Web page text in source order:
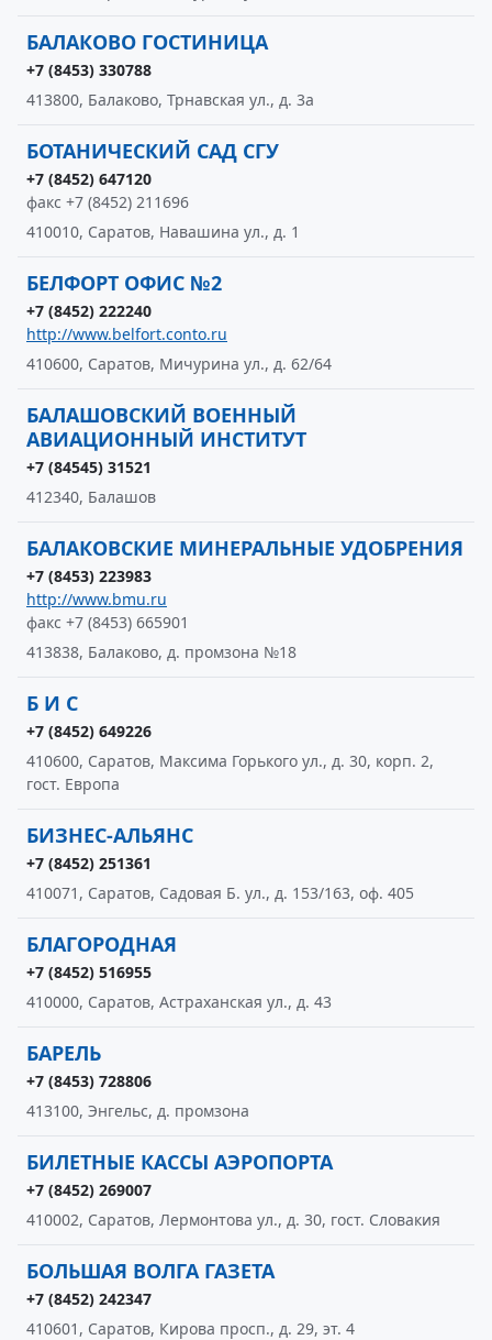
БАЛАКОВО ГОСТИНИЦА
+7 (8453) 330788
413800, Балаково, Трнавская ул., д. 3а
БОТАНИЧЕСКИЙ САД СГУ
+7 (8452) 647120
факс +7 (8452) 211696
410010, Саратов, Навашина ул., д. 1
БЕЛФОРТ ОФИС №2
+7 (8452) 222240
http://www.belfort.conto.ru
410600, Саратов, Мичурина ул., д. 62/64
БАЛАШОВСКИЙ ВОЕННЫЙ
АВИАЦИОННЫЙ ИНСТИТУТ
+7 (84545) 31521
412340, Балашов
БАЛАКОВСКИЕ МИНЕРАЛЬНЫЕ УДОБРЕНИЯ
+7 (8453) 223983
http://www.bmu.ru
факс +7 (8453) 665901
413838, Балаково, д. промзона №18
Б И С
+7 (8452) 649226
410600, Саратов, Максима Горького ул., д. 30, корп. 2,
гост. Европа
БИЗНЕС-АЛЬЯНС
+7 (8452) 251361
410071, Саратов, Садовая Б. ул., д. 153/163, оф. 405
БЛАГОРОДНАЯ
+7 (8452) 516955
410000, Саратов, Астраханская ул., д. 43
БАРЕЛЬ
+7 (8453) 728806
413100, Энгельс, д. промзона
БИЛЕТНЫЕ КАССЫ АЭРОПОРТА
+7 (8452) 269007
410002, Саратов, Лермонтова ул., д. 30, гост. Словакия
БОЛЬШАЯ ВОЛГА ГАЗЕТА
+7 (8452) 242347
410601, Саратов, Кирова просп., д. 29, эт. 4